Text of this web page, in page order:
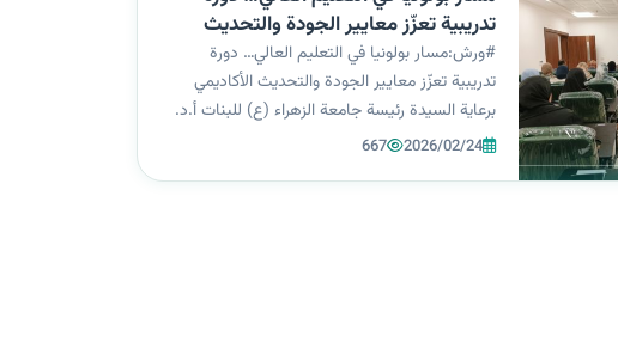
تدريبية تعزّز معايير الجودة والتحديث
الأكاديمي
#ورش:مسار بولونيا في التعليم العالي… دورة
تدريبية تعزّز معايير الجودة والتحديث الأكاديمي
برعاية السيدة رئيسة جامعة الزهراء (ع) للبنات أ.د.
زينب السلطاني، وإشراف عميدة كلية الهندسة
2026/02/24
667